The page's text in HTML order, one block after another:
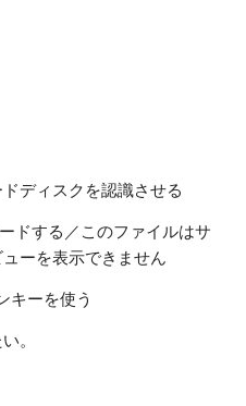
ディスクを認識させる
ドする／このファイルはサ
ーを表示できません
キーを使う
。